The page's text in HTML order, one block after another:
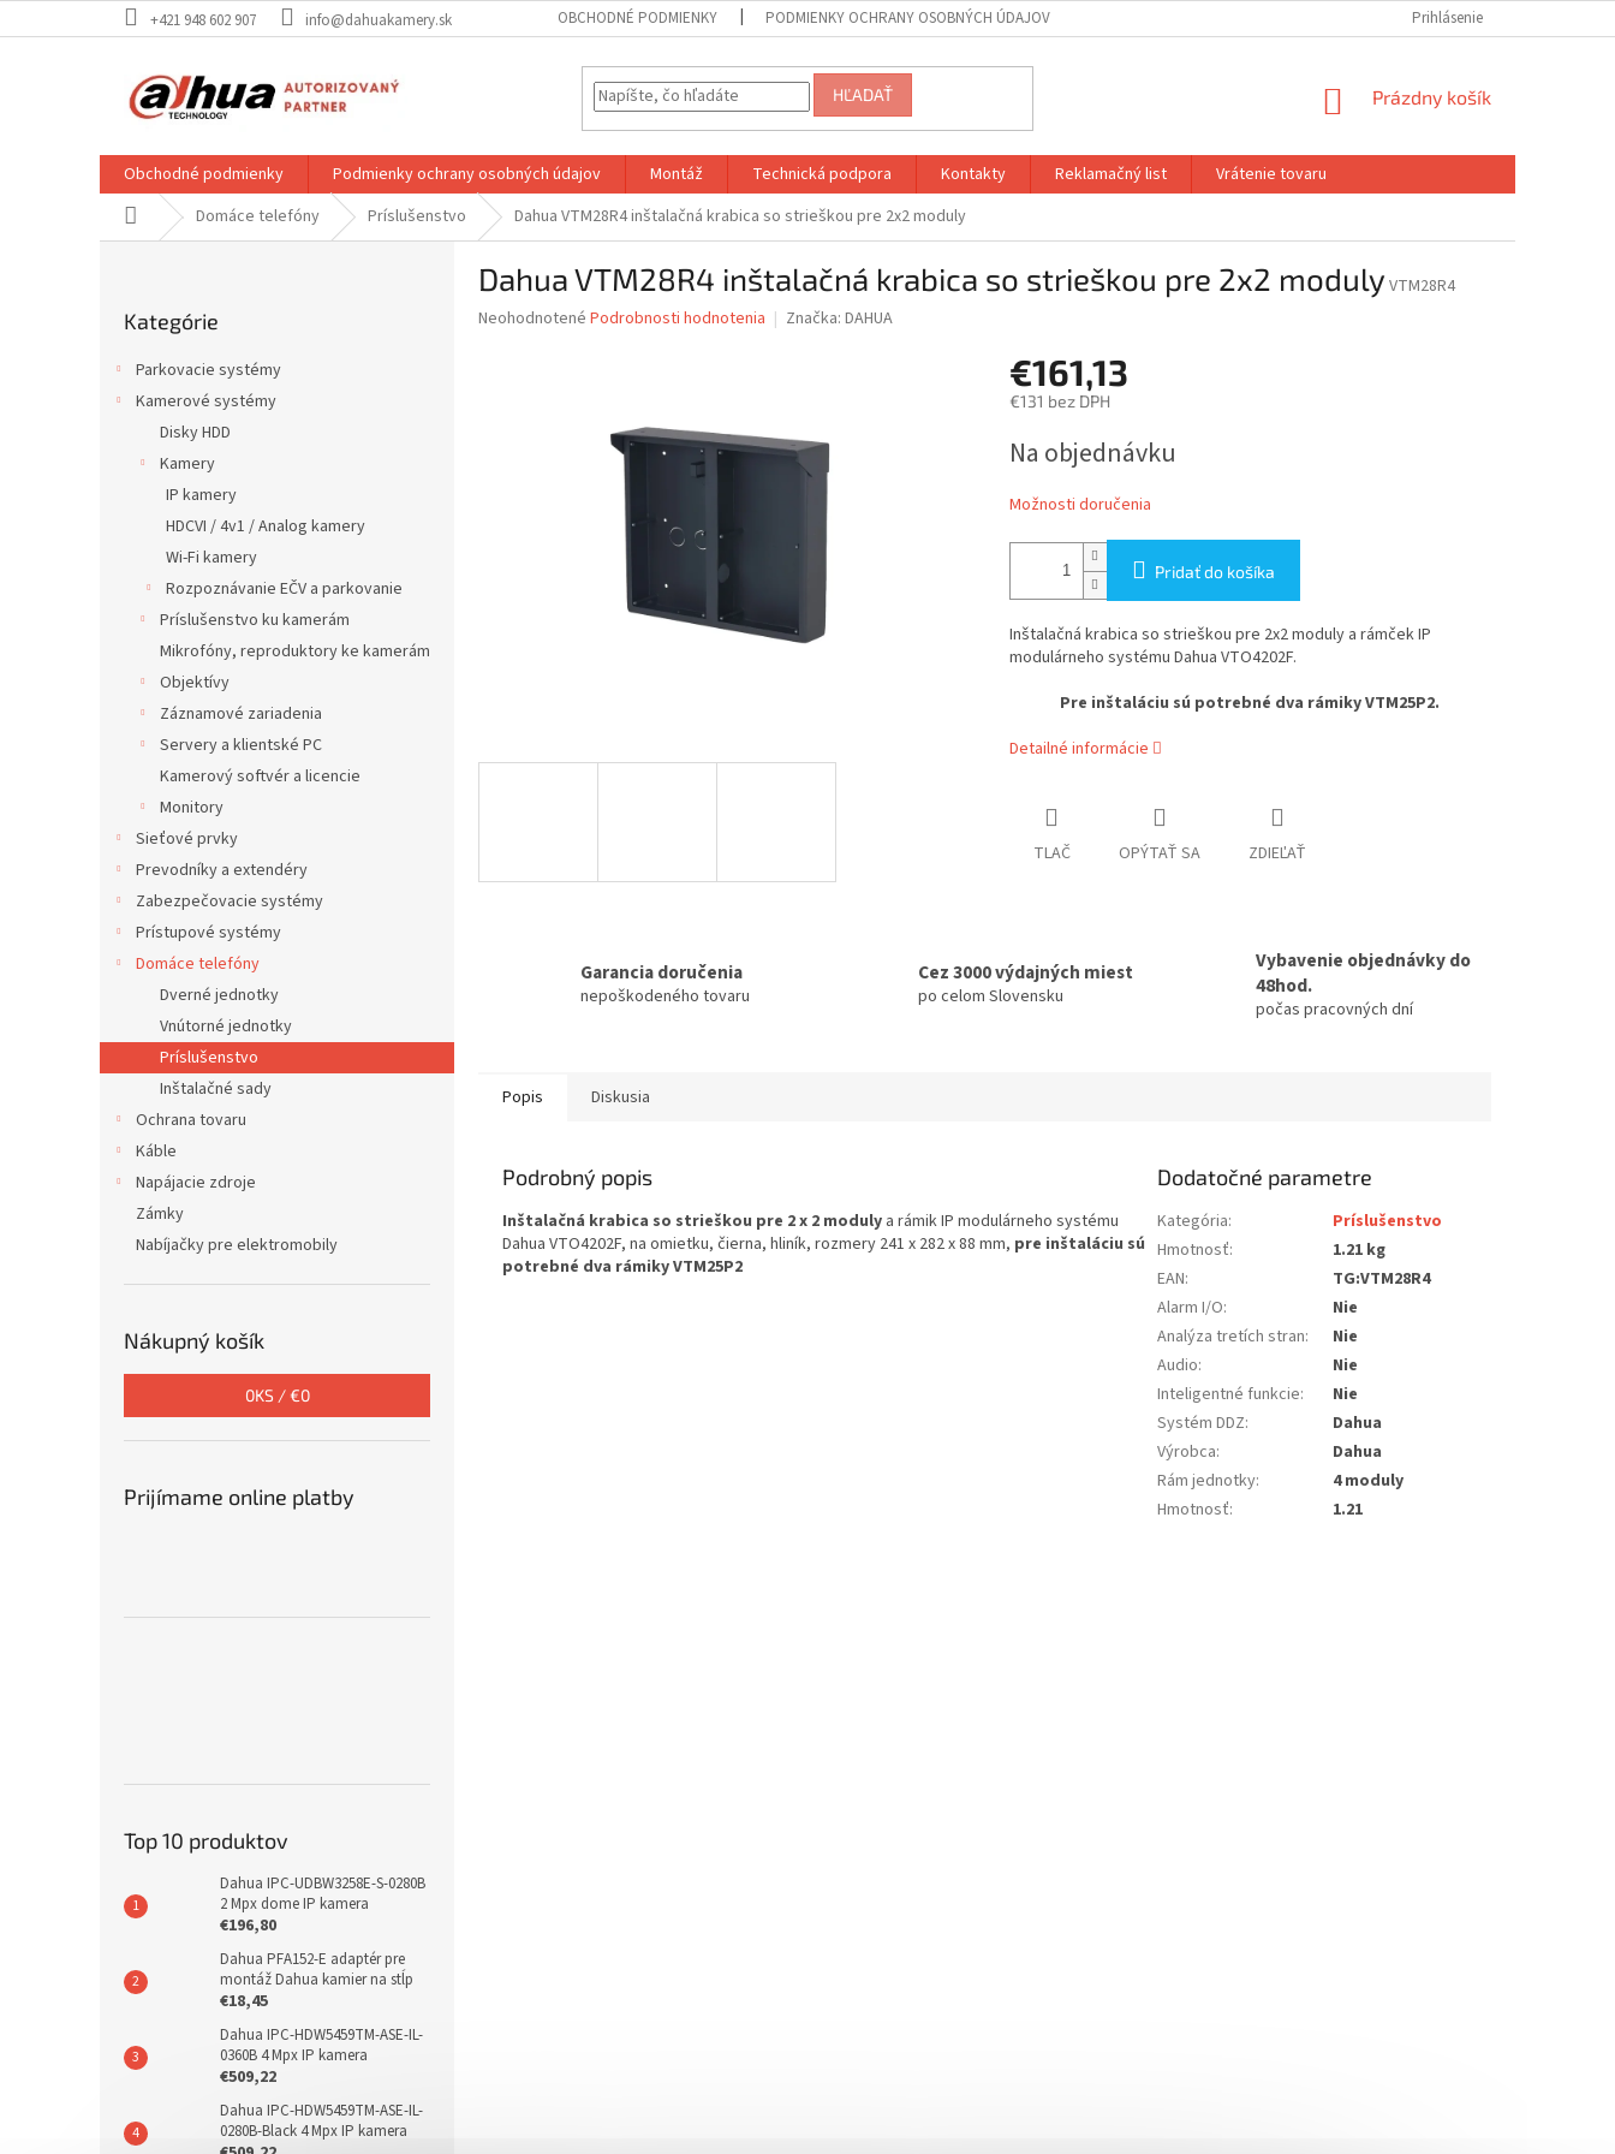
na
+421 948 602 907 info@dahuakamery.sk OBCHODNÉ PODMIENKY PODMIENKY OCHRANY OSOBNÝCH ÚDAJOV Prihlásenie
HĽADAŤ
NÁKUPNÝ
Prázdny košík
Obchodné podmienky Podmienky ochrany osobných údajov Montáž Technická podpora Kontakty Reklamačný list
Vrátenie tovaru
DomovDomáce telefóny Príslušenstvo Dahua VTM28R4 inštalačná krabica so strieškou pre 2x2 moduly
kategórie
Kategórie
Parkovacie systémy
Kamerové systémy
Disky HDD
Kamery
IP kamery
HDCVI / 4v1 / Analog kamery
Wi-Fi kamery
Rozpoznávanie EČV a parkovanie
Príslušenstvo ku kamerám
Mikrofóny, reproduktory ke kamerám
Objektívy
Záznamové zariadenia
Servery a klientské PC
Kamerový softvér a licencie
Monitory
Sieťové prvky
Prevodníky a extendéry
Zabezpečovacie systémy
Prístupové systémy
Domáce telefóny
Dverné jednotky
Vnútorné jednotky
Príslušenstvo
Inštalačné sady
Ochrana tovaru
Káble
Napájacie zdroje
Zámky
Nabíjačky pre elektromobily
Nákupný košík
0KS /€0
Prijímame online platby
Top 10 produktov
Dahua IPC-UDBW3258E-S-0280B
2 Mpx dome IP kamera
€196,80
Dahua PFA152-E adaptér pre
montáž Dahua kamier na stĺp
€18,45
Dahua IPC-HDW5459TM-ASE-IL-
0360B 4 Mpx IP kamera
€509,22
Dahua IPC-HDW5459TM-ASE-IL-
0280B-Black 4 Mpx IP kamera
Dahua VTM28R4 inštalačná krabica so strieškou pre 2x2 moduly VTM28R4
Priemerné
Neohodnotené Podrobnosti hodnotenia Značka: DAHUA
€161,13
€131 bez DPH
cena:
Na objednávku
Možnosti doručenia
Pridať do košíka
Inštalačná krabica so strieškou pre 2x2 moduly a rámček IP
modulárneho systému Dahua VTO4202F.
Pre inštaláciu sú potrebné dva rámiky VTM25P2.
Detailné informácie
TLAČ OPÝTAŤ SA ZDIEĽAŤ
Garancia doručenia
nepoškodeného tovaru
Cez 3000 výdajných miest
po celom Slovensku
Vybavenie objednávky do
48hod.
počas pracovných dní
Popis Diskusia
Podrobný popis
Inštalačná krabica so strieškou pre 2 x 2 moduly a rámik IP modulárneho systému
Dahua VTO4202F, na omietku, čierna, hliník, rozmery 241 x 282 x 88 mm, pre inštaláciu sú
potrebné dva rámiky VTM25P2
Dodatočné parametre
Kategória:
Príslušenstvo
Hmotnosť:
1.21 kg
EAN:
TG:VTM28R4
Alarm I/O:
Nie
Analýza tretích stran:
Nie
Audio:
Nie
Inteligentné funkcie:
Nie
Systém DDZ:
Dahua
Výrobca:
Dahua
Rám jednotky:
4 moduly
Hmotnosť: 1.21